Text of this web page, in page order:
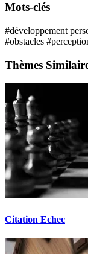
Mots-clés
#développement
#obstacles
Thèmes
Citation Echec